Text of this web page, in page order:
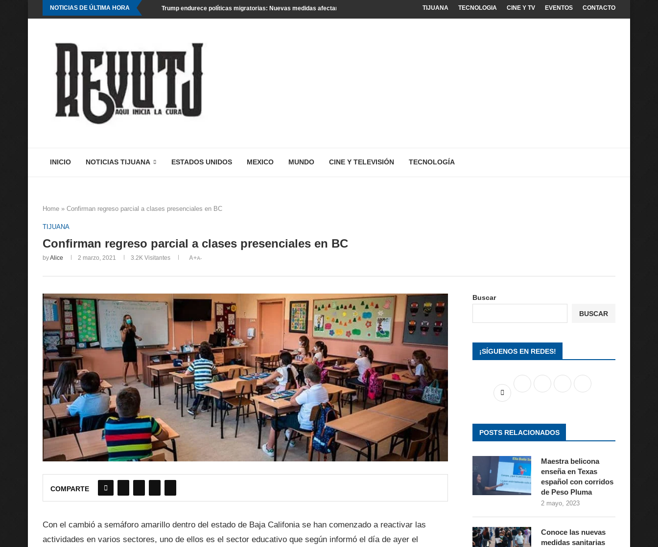
NOTICIAS DE ÚLTIMA HORA Trump endurece políticas migratorias: Nuevas medidas afectan a turistas y residentes legalesTIJUANA TECNOLOGIA CINE Y TV EVENTOS CONTACTO
INICIO NOTICIAS TIJUANA ESTADOS UNIDOS MEXICO MUNDO CINE Y TELEVISIÓN TECNOLOGÍA
Home » Confirman regreso parcial a clases presenciales en BC
TIJUANA
Confirman regreso parcial a clases presenciales en BC
byAlice 2 marzo, 2021 3.2K Visitantes A+A-
COMPARTE
Con el cambió a semáforo amarillo dentro del estado de Baja Califonia se han comenzado a reactivar las
actividades en varios sectores, uno de ellos es el sector educativo que según informó el día de ayer el
Buscar
BUSCAR
¡SÍGUENOS EN REDES!
POSTS RELACIONADOS
Maestra belicona
enseña en Texas
español con corridos
de Peso Pluma
2 mayo, 2023
Conoce las nuevas
medidas sanitarias